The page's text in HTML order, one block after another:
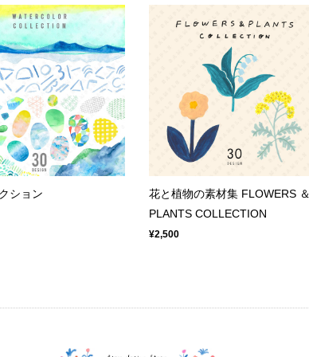
ション
花と植物の素材集 FLOWERS ＆
PLANTS COLLECTION
¥2,500